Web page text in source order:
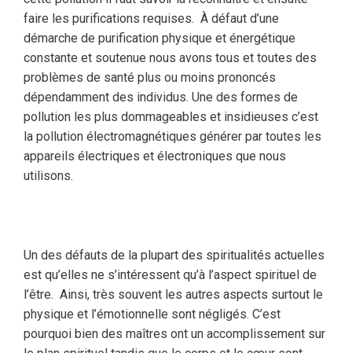
faire les purifications requises. À défaut d’une
démarche de purification physique et énergétique
constante et soutenue nous avons tous et toutes des
problèmes de santé plus ou moins prononcés
dépendamment des individus. Une des formes de
pollution les plus dommageables et insidieuses c’est
la pollution électromagnétiques générer par toutes les
appareils électriques et électroniques que nous
utilisons.
Un des défauts de la plupart des spiritualités actuelles
est qu’elles ne s’intéressent qu’à l’aspect spirituel de
l’être. Ainsi, très souvent les autres aspects surtout le
physique et l’émotionnelle sont négligés. C’est
pourquoi bien des maîtres ont un accomplissement sur